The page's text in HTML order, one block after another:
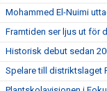
Mohammed El-Nuimi
Framtiden ser ljus ut för
Historisk debut sedan
Spelare till distriktslaget